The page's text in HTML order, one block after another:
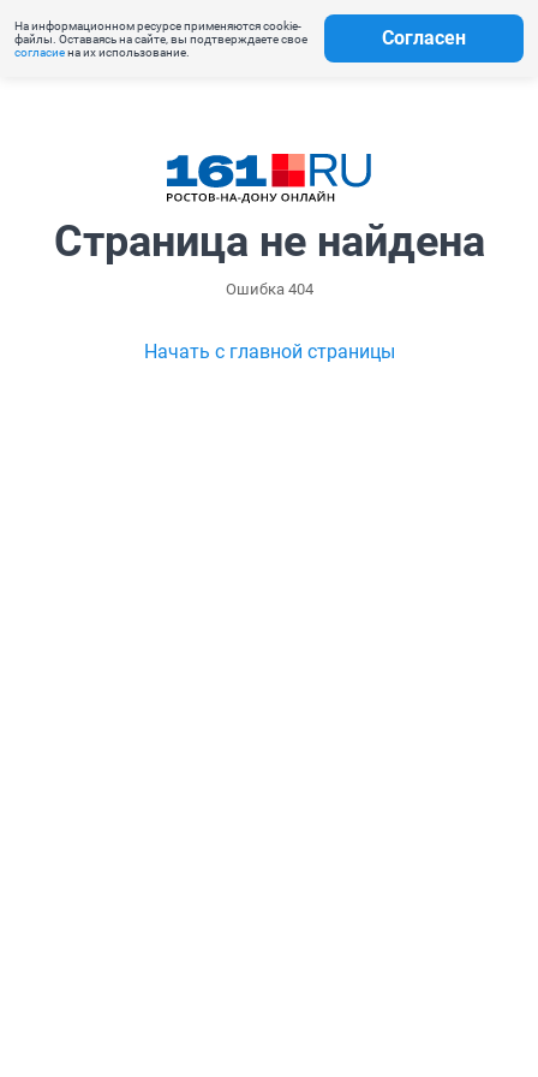
На информационном ресурсе применяются cookie-
файлы. Оставаясь на сайте, вы подтверждаете свое
согласиена их использование.
Согласен
Страница не найдена
Ошибка 404
Начать с главной страницы